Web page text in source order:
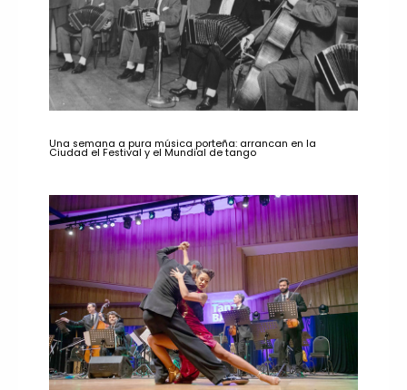
Una semana a pura música porteña: arrancan en la
Ciudad el Festival y el Mundial de tango